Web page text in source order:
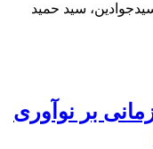
سید حمید
بر نوآوری